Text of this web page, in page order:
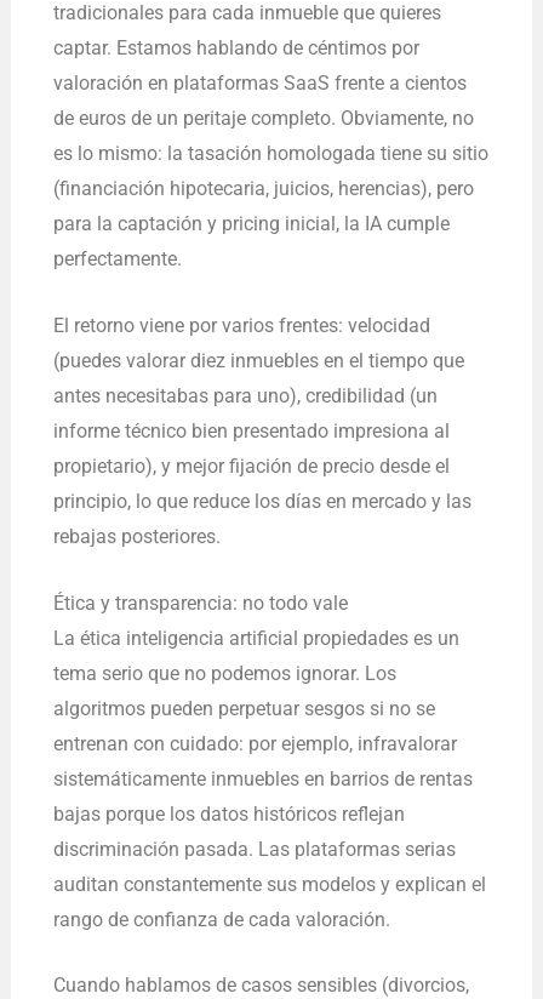
tradicionales para cada inmueble que quieres
captar. Estamos hablando de céntimos por
valoración en plataformas SaaS frente a cientos
de euros de un peritaje completo. Obviamente, no
es lo mismo: la tasación homologada tiene su sitio
(financiación hipotecaria, juicios, herencias), pero
para la captación y pricing inicial, la IA cumple
perfectamente.
El retorno viene por varios frentes: velocidad
(puedes valorar diez inmuebles en el tiempo que
antes necesitabas para uno), credibilidad (un
informe técnico bien presentado impresiona al
propietario), y mejor fijación de precio desde el
principio, lo que reduce los días en mercado y las
rebajas posteriores.
Ética y transparencia: no todo vale
La ética inteligencia artificial propiedades es un
tema serio que no podemos ignorar. Los
algoritmos pueden perpetuar sesgos si no se
entrenan con cuidado: por ejemplo, infravalorar
sistemáticamente inmuebles en barrios de rentas
bajas porque los datos históricos reflejan
discriminación pasada. Las plataformas serias
auditan constantemente sus modelos y explican el
rango de confianza de cada valoración.
Cuando hablamos de casos sensibles (divorcios,